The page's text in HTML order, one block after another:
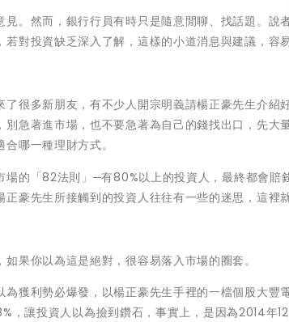
。然而，銀行行員有時只是隨意閒聊、找話題。說
對投資缺乏深入了解，這樣的小道消息與建議，容
很多新朋友，有不少人開宗明義請楊正豪先生介紹
急著進市場，也不要急著為自己的錢找出口，先大
哪一種理財方式。
的「82法則」─有80%以上的投資人，最終都會賠
豪先生所接觸到的投資人往往有一些的迷思，這裡
果你以為這是絕對，很容易落入市場的圈套。
獲利勢必爆發，以楊正豪先生手裡的一檔個股大豐
，讓投資人以為撿到鑽石，事實上，是因為2014年